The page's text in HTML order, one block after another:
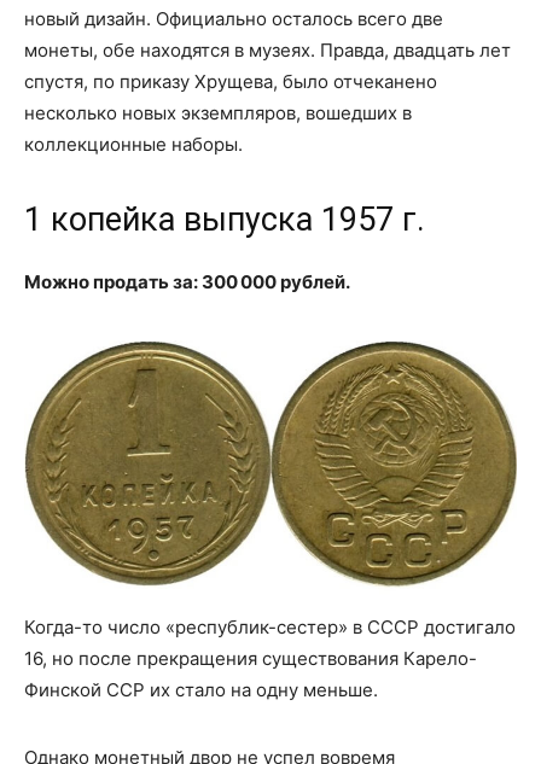
новый дизайн. Официально осталось всего две
монеты, обе находятся в музеях. Правда, двадцать лет
спустя, по приказу Хрущева, было отчеканено
несколько новых экземпляров, вошедших в
коллекционные наборы.
1 копейка выпуска 1957 г.
Можно продать за: 300 000 рублей.
Когда-то число «республик-сестер» в СССР достигало
16, но после прекращения существования Карело-
Финской ССР их стало на одну меньше.
Однако монетный двор не успел вовремя